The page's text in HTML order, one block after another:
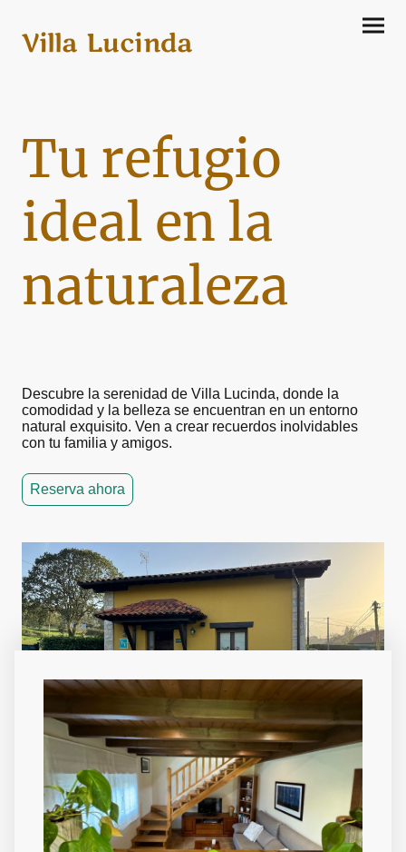
Villa Lucinda
Tu refugio
ideal en la
naturaleza
Descubre la serenidad de Villa Lucinda, donde la
comodidad y la belleza se encuentran en un entorno
natural exquisito. Ven a crear recuerdos inolvidables
con tu familia y amigos.
Reserva ahora